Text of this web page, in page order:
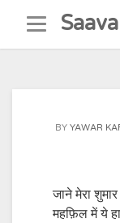
content
BY YAWAR
जाने मेरा
महफ़िल में ये